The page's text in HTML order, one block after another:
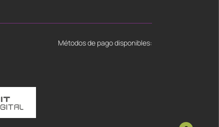
Métodos de pago disponibles: